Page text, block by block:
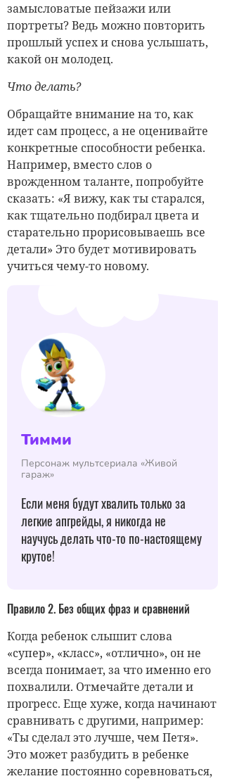
замысловатые пейзажи или
портреты? Ведь можно повторить
прошлый успех и снова услышать,
какой он молодец.
Что делать?
Обращайте внимание на то, как
идет сам процесс, а не оценивайте
конкретные способности ребенка.
Например, вместо слов о
врожденном таланте, попробуйте
сказать: «Я вижу, как ты старался,
как тщательно подбирал цвета и
старательно прорисовываешь все
детали» Это будет мотивировать
учиться чему-то новому.
Тимми
Персонаж мультсериала «Живой
гараж»
Если меня будут хвалить только за
легкие апгрейды, я никогда не
научусь делать что-то по-настоящему
крутое!
Правило 2. Без общих фраз и сравнений
Когда ребенок слышит слова
«супер», «класс», «отлично», он не
всегда понимает, за что именно его
похвалили. Отмечайте детали и
прогресс. Еще хуже, когда начинают
сравнивать с другими, например:
«Ты сделал это лучше, чем Петя».
Это может разбудить в ребенке
желание постоянно соревноваться,